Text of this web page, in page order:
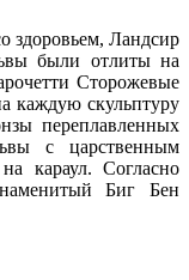
здоровьем, Ландсир
были отлиты на
Сторожевые
каждую скульптуру
переплавленных
с царственным
караул. Согласно
Биг Бен